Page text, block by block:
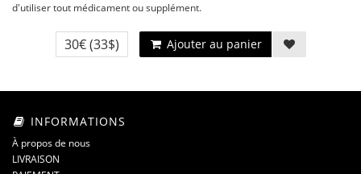
d'utiliser tout médicament ou supplément.
30€(33$) Ajouter au panier
INFORMATIONS
À propos de nous
LIVRAISON